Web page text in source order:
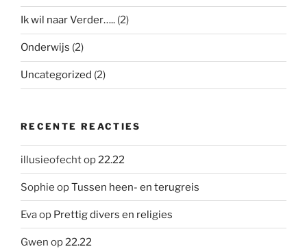
Ik wil naar Verder….. (2)
Onderwijs (2)
Uncategorized (2)
RECENTE REACTIES
illusieofechtop22.22
Sophie opTussen heen- en terugreis
Evaop Prettig divers en religies
Gwen op22.22